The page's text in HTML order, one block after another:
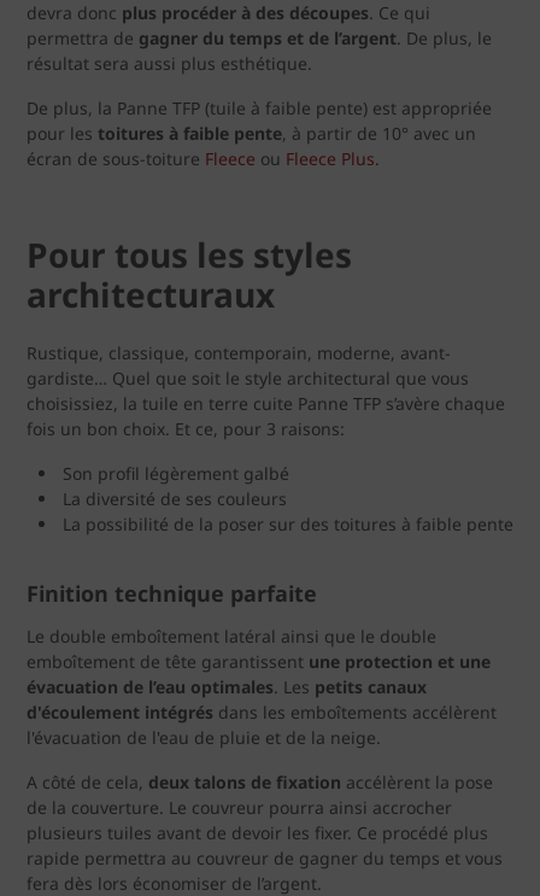
devra donc plus procéder à des découpes. Ce qui
permettra de gagner du temps et de l’argent. De plus, le
résultat sera aussi plus esthétique.
De plus, la Panne TFP (tuile à faible pente) est appropriée
pour les toitures à faible pente, à partir de 10° avec un
écran de sous-toiture Fleece ou Fleece Plus.
Pour tous les styles
architecturaux
Rustique, classique, contemporain, moderne, avant-
gardiste… Quel que soit le style architectural que vous
choisissiez, la tuile en terre cuite Panne TFP s’avère chaque
fois un bon choix. Et ce, pour 3 raisons:
Son profil légèrement galbé
La diversité de ses couleurs
La possibilité de la poser sur des toitures à faible pente
Finition technique parfaite
Le double emboîtement latéral ainsi que le double
emboîtement de tête garantissent une protection et une
évacuation de l’eau optimales. Les petits canaux
d'écoulement intégrés dans les emboîtements accélèrent
l'évacuation de l'eau de pluie et de la neige.
A côté de cela, deux talons de fixation accélèrent la pose
de la couverture. Le couvreur pourra ainsi accrocher
plusieurs tuiles avant de devoir les fixer. Ce procédé plus
rapide permettra au couvreur de gagner du temps et vous
fera dès lors économiser de l’argent.